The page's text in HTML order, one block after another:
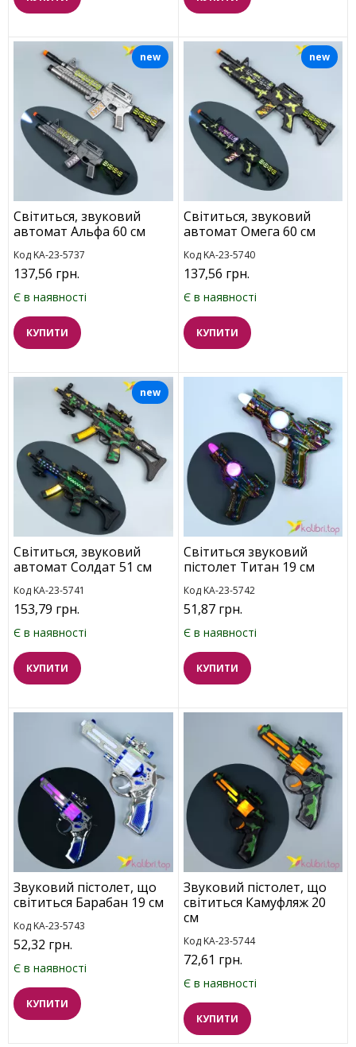
Світиться, звуковий
автомат Альфа 60 см
Код KA-23-5737
137,56 грн.
Є в наявності
new
КУПИТИ
Світиться, звуковий
автомат Омега 60 см
Код KA-23-5740
137,56 грн.
Є в наявності
new
КУПИТИ
Світиться, звуковий
автомат Солдат 51 см
Код KA-23-5741
153,79 грн.
Є в наявності
new
КУПИТИ
Світиться звуковий
пістолет Титан 19 см
Код KA-23-5742
51,87 грн.
Є в наявності
КУПИТИ
Звуковий пістолет, що
світиться Барабан 19 см
Код KA-23-5743
52,32 грн.
Є в наявності
КУПИТИ
Звуковий пістолет, що
світиться Камуфляж 20
см
Код KA-23-5744
72,61 грн.
Є в наявності
КУПИТИ